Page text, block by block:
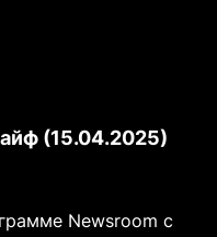
(15.04.2025)
Newsroom с